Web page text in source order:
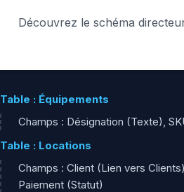
Découvrez le schéma
Table : Équipements
Champs : Désignation (Texte),
Table : Locations
Champs : Client (Lien vers
Paiement (Statut)